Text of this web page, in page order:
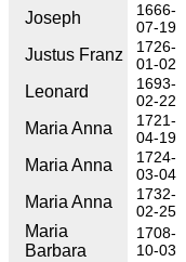
Joseph
1666-
07-19
Justus Franz
1726-
01-02
Leonard
1693-
02-22
Maria Anna
1721-
04-19
Maria Anna
1724-
03-04
Maria Anna
1732-
02-25
Maria
Barbara
1708-
10-03